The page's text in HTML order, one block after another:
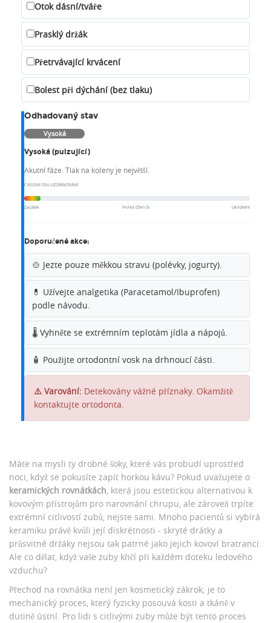
Otok dásní/tváře
Prasklý držák
Přetrvávající krvácení
Bolest při dýchání (bez tlaku)
Odhadovaný stav
Vysoká
Vysoká (pulzující)
Akutní fáze. Tlak na kořeny je největší.
ČASOVÁ OSA UZDRAVOVÁNÍ
Začátek Vrchol (Den 3) Uklidnění
Doporučené akce:
🍲 Jezte pouze měkkou stravu (polévky, jogurty).
💊 Užívejte analgetika (Paracetamol/Ibuprofen)
podle návodu.
🌡️ Vyhněte se extrémním teplotám jídla a nápojů.
🧴 Použijte ortodontní vosk na drhnoucí části.
⚠️ Varování: Detekovány vážné příznaky. Okamžitě
kontaktujte ortodonta.
Máte na mysli ty drobné šoky, které vás probudí uprostřed
noci, když se pokusíte zapít horkou kávu? Pokud uvažujete o
keramických rovnátkách, která jsou estetickou alternativou k
kovovým přístrojům pro narovnání chrupu, ale zároveň trpíte
extrémní citlivostí zubů, nejste sami. Mnoho pacientů si vybírá
keramiku právě kvůli její diskrétnosti - skryté drátky a
průsvitné držáky nejsou tak patrné jako jejich kovoví bratranci.
Ale co dělat, když vaše zuby křičí při každém doteku ledového
vzduchu?
Přechod na rovnátka není jen kosmetický zákrok; je to
mechanický proces, který fyzicky posouvá kosti a tkáně v
dutině ústní. Pro lidi s citlivými zuby může být tento proces